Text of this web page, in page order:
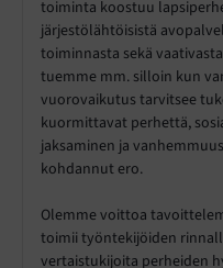
toiminta koostuu
järjestölähtöisistä
toiminnasta sekä
tuemme mm. silloin kun
vuorovaikutus tarvitsee
kuormittavat perhettä,
jaksaminen ja
kohdannut ero.
Olemme voittoa
toimii työntekijöiden
vertaistukijoita perheiden